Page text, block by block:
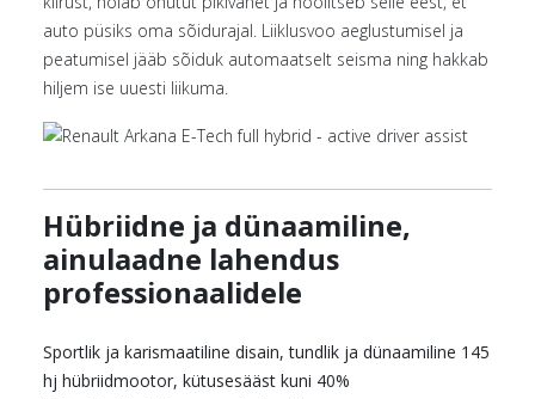
auto püsiks oma sõidurajal. Liiklusvoo aeglustumisel ja
peatumisel jääb sõiduk automaatselt seisma ning hakkab
hiljem ise uuesti liikuma.
Hübriidne ja dünaamiline,
ainulaadne lahendus
professionaalidele
Sportlik ja karismaatiline disain, tundlik ja dünaamiline 145
hj hübriidmootor, kütusesääst kuni 40%